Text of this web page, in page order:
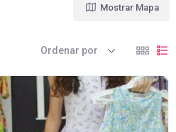
Mostrar Mapa
Ordenar por